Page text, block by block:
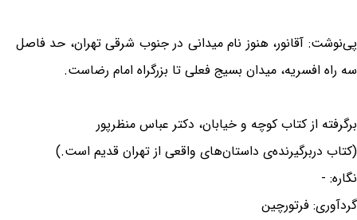
پی‌نوشت: آقانور، هنوز نام میدانی در جنوب شرقی تهران، حد فاصل
سه راه افسریه، میدان بسیج فعلی تا بزرگراه امام رضاست.
برگرفته از کتاب کوچه و خیابان، دکتر عباس منظرپور
(کتاب دربرگیرنده‌ی داستان‌های واقعی از تهران قدیم است.)
نگاره: -
گردآوری: فرتورچین